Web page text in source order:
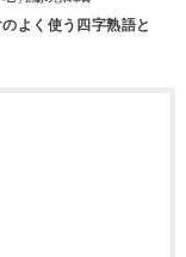
よく使う四字熟語と